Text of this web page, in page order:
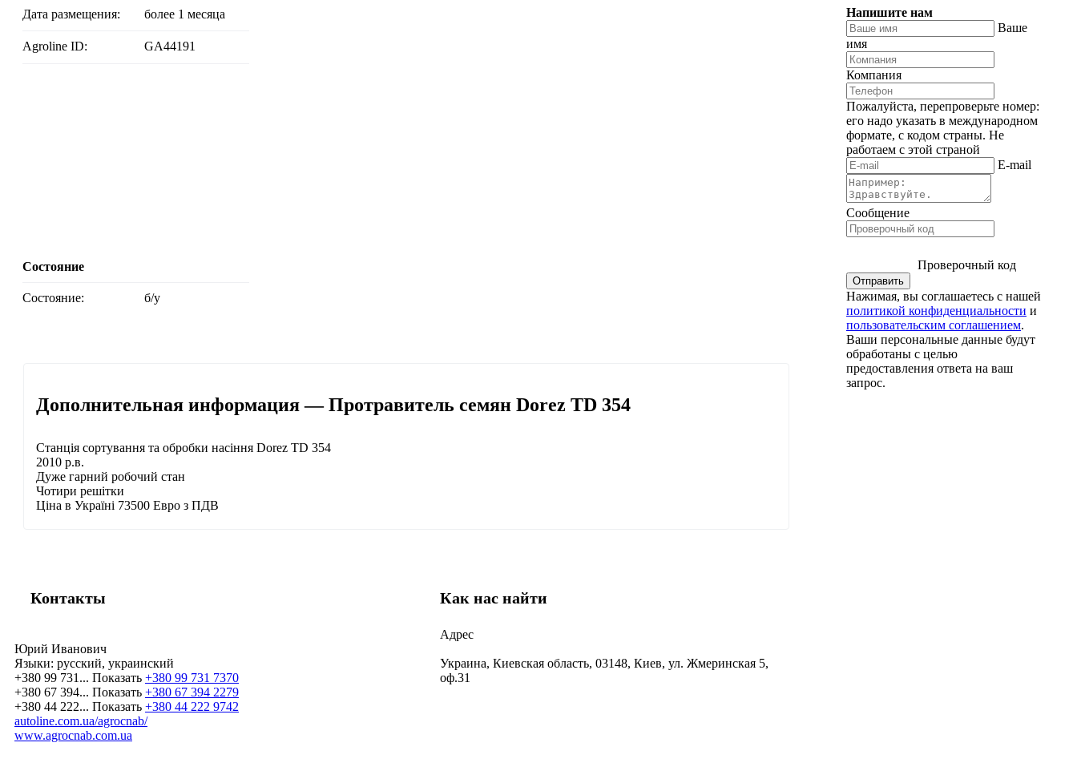
Дата размещения: более 1 месяца
Agroline ID: GA44191
Состояние
Состояние: б/у
Дополнительная информация — Протравитель семян Dorez TD 354
Станція сортування та обробки насіння Dorez TD 354
2010 р.в.
Дуже гарний робочий стан
Чотири решітки
Ціна в Україні 73500 Евро з ПДВ
Напишите нам
Ваше
имя
Компания
Пожалуйста, перепроверьте номер:
его надо указать в международном
формате, с кодом страны. Не
работаем с этой страной
E-mail
Сообщение
Проверочный код
Нажимая, вы соглашаетесь с нашей
политикой конфиденциальности и
пользовательским соглашением.
Ваши персональные данные будут
обработаны с целью
предоставления ответа на ваш
запрос.
Контакты
Юрий Иванович
Языки: русский, украинский
+380 99 731... Показать +380 99 731 7370
+380 67 394... Показать +380 67 394 2279
+380 44 222... Показать +380 44 222 9742
autoline.com.ua/agrocnab/
www.agrocnab.com.ua
Как нас найти
Адрес
Украина, Киевская область, 03148, Киев, ул. Жмеринская 5,
оф.31